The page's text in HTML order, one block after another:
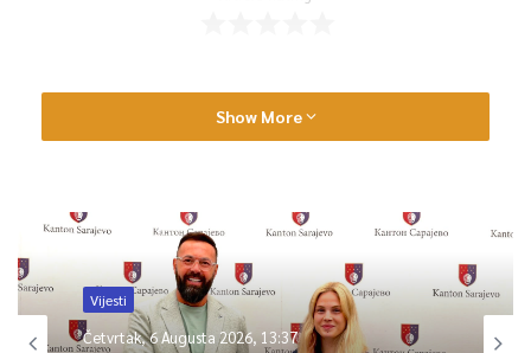
Show More
Vijesti
Četvrtak, 6 Augusta 2026, 13:37